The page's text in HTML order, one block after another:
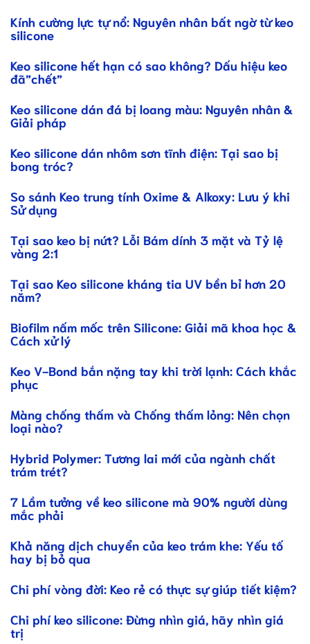
Kính cường lực tự nổ: Nguyên nhân bất ngờ từ keo
silicone
Keo silicone hết hạn có sao không? Dấu hiệu keo
đã”chết”
Keo silicone dán đá bị loang màu: Nguyên nhân &
Giải pháp
Keo silicone dán nhôm sơn tĩnh điện: Tại sao bị
bong tróc?
So sánh Keo trung tính Oxime & Alkoxy: Lưu ý khi
Sử dụng
Tại sao keo bị nứt? Lỗi Bám dính 3 mặt và Tỷ lệ
vàng 2:1
Tại sao Keo silicone kháng tia UV bền bỉ hơn 20
năm?
Biofilm nấm mốc trên Silicone: Giải mã khoa học &
Cách xử lý
Keo V-Bond bắn nặng tay khi trời lạnh: Cách khắc
phục
Màng chống thấm và Chống thấm lỏng: Nên chọn
loại nào?
Hybrid Polymer: Tương lai mới của ngành chất
trám trét?
7 Lầm tưởng về keo silicone mà 90% người dùng
mắc phải
Khả năng dịch chuyển của keo trám khe: Yếu tố
hay bị bỏ qua
Chi phí vòng đời: Keo rẻ có thực sự giúp tiết kiệm?
Chi phí keo silicone: Đừng nhìn giá, hãy nhìn giá
trị